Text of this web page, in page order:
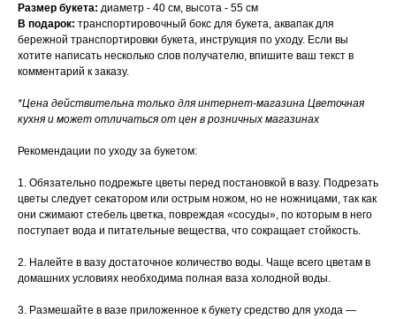
Размер букета: диаметр - 40 см, высота - 55 см
В подарок: транспортировочный бокс для букета, аквапак для
бережной транспортировки букета, инструкция по уходу. Если вы
хотите написать несколько слов получателю, впишите ваш текст в
комментарий к заказу.
*Цена действительна только для интернет-магазина Цветочная
кухня и может отличаться от цен в розничных магазинах
Рекомендации по уходу за букетом:
1. Обязательно подрежьте цветы перед постановкой в вазу. Подрезать
цветы следует секатором или острым ножом, но не ножницами, так как
они сжимают стебель цветка, повреждая «сосуды», по которым в него
поступает вода и питательные вещества, что сокращает стойкость.
2. Налейте в вазу достаточное количество воды. Чаще всего цветам в
домашних условиях необходима полная ваза холодной воды.
3. Размешайте в вазе приложенное к букету средство для ухода —